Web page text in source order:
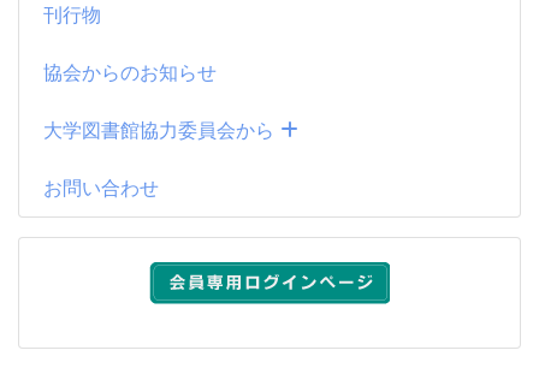
刊行物
協会からのお知らせ
大学図書館協力委員会から
お問い合わせ